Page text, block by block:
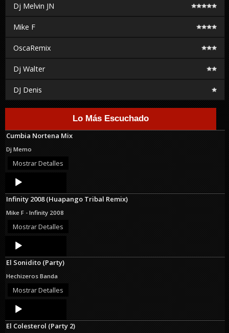
Dj Melvin JN
Mike F
OscaRemix
Dj Walter
DJ Denis
Lo Más Escuchado
Cumbia Nortena Mix
Dj Memo
Mostrar Detalles
Audio
Player
Infinity 2008 (Huapango Tribal Remix)
Mike F - Infinity 2008
Mostrar Detalles
Audio
Player
El Sonidito (Party)
Hechizeros Banda
Mostrar Detalles
Audio
Player
El Colesterol (Party 2)